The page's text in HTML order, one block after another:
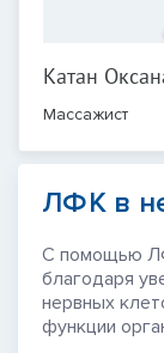
Катан
Массажист
ЛФК в
С помощью
благодаря
нервных
функции